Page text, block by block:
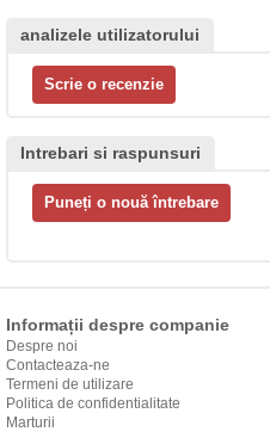
analizele utilizatorului
Intrebari si raspunsuri
Informații despre companie
Despre noi
Contacteaza-ne
Termeni de utilizare
Politica de confidentialitate
Marturii